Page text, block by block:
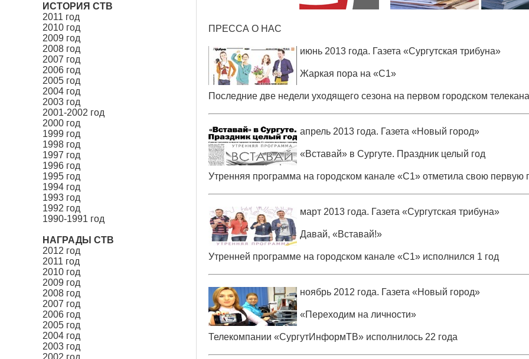
ПРЕССА О НАС
июнь 2013 года. Газета «Сургутская трибуна»
Жаркая пора на «С1»
Последние две недели уходящего сезона на первом городском
апрель 2013 года. Газета «Новый город»
«Вставай» в Сургуте. Праздник целый год
Утренняя программа на городском канале «С1» отметила свою первую
март 2013 года. Газета «Сургутская трибуна»
Давай, «Вставай!»
Утренней программе на городском канале «С1» исполнился 1 год
ноябрь 2012 года. Газета «Новый город»
«Переходим на личности»
Телекомпании «СургутИнформТВ» исполнилось 22 года
ИСТОРИЯ СТВ
2011 год
2010 год
2009 год
2008 год
2007 год
2006 год
2005 год
2004 год
2003 год
2001-2002 год
2000 год
1999 год
1998 год
1997 год
1996 год
1995 год
1994 год
1993 год
1992 год
1990-1991 год
НАГРАДЫ СТВ
2012 год
2011 год
2010 год
2009 год
2008 год
2007 год
2006 год
2005 год
2004 год
2003 год
2002 год